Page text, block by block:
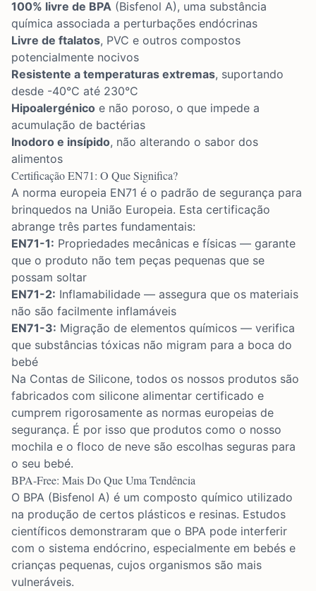
100% livre de BPA (Bisfenol A), uma substância
química associada a perturbações endócrinas
Livre de ftalatos, PVC e outros compostos
potencialmente nocivos
Resistente a temperaturas extremas, suportando
desde -40°C até 230°C
Hipoalergénico e não poroso, o que impede a
acumulação de bactérias
Inodoro e insípido, não alterando o sabor dos
alimentos
Certificação EN71: O Que Significa?
A norma europeia EN71 é o padrão de segurança para
brinquedos na União Europeia. Esta certificação
abrange três partes fundamentais:
EN71-1: Propriedades mecânicas e físicas — garante
que o produto não tem peças pequenas que se
possam soltar
EN71-2: Inflamabilidade — assegura que os materiais
não são facilmente inflamáveis
EN71-3: Migração de elementos químicos — verifica
que substâncias tóxicas não migram para a boca do
bebé
Na Contas de Silicone, todos os nossos produtos são
fabricados com silicone alimentar certificado e
cumprem rigorosamente as normas europeias de
segurança. É por isso que produtos como o nosso
mochila e o floco de neve são escolhas seguras para
o seu bebé.
BPA-Free: Mais Do Que Uma Tendência
O BPA (Bisfenol A) é um composto químico utilizado
na produção de certos plásticos e resinas. Estudos
científicos demonstraram que o BPA pode interferir
com o sistema endócrino, especialmente em bebés e
crianças pequenas, cujos organismos são mais
vulneráveis.